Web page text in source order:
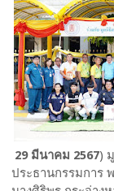
29 มีนาคม 2567)
ประธานกรรมการ